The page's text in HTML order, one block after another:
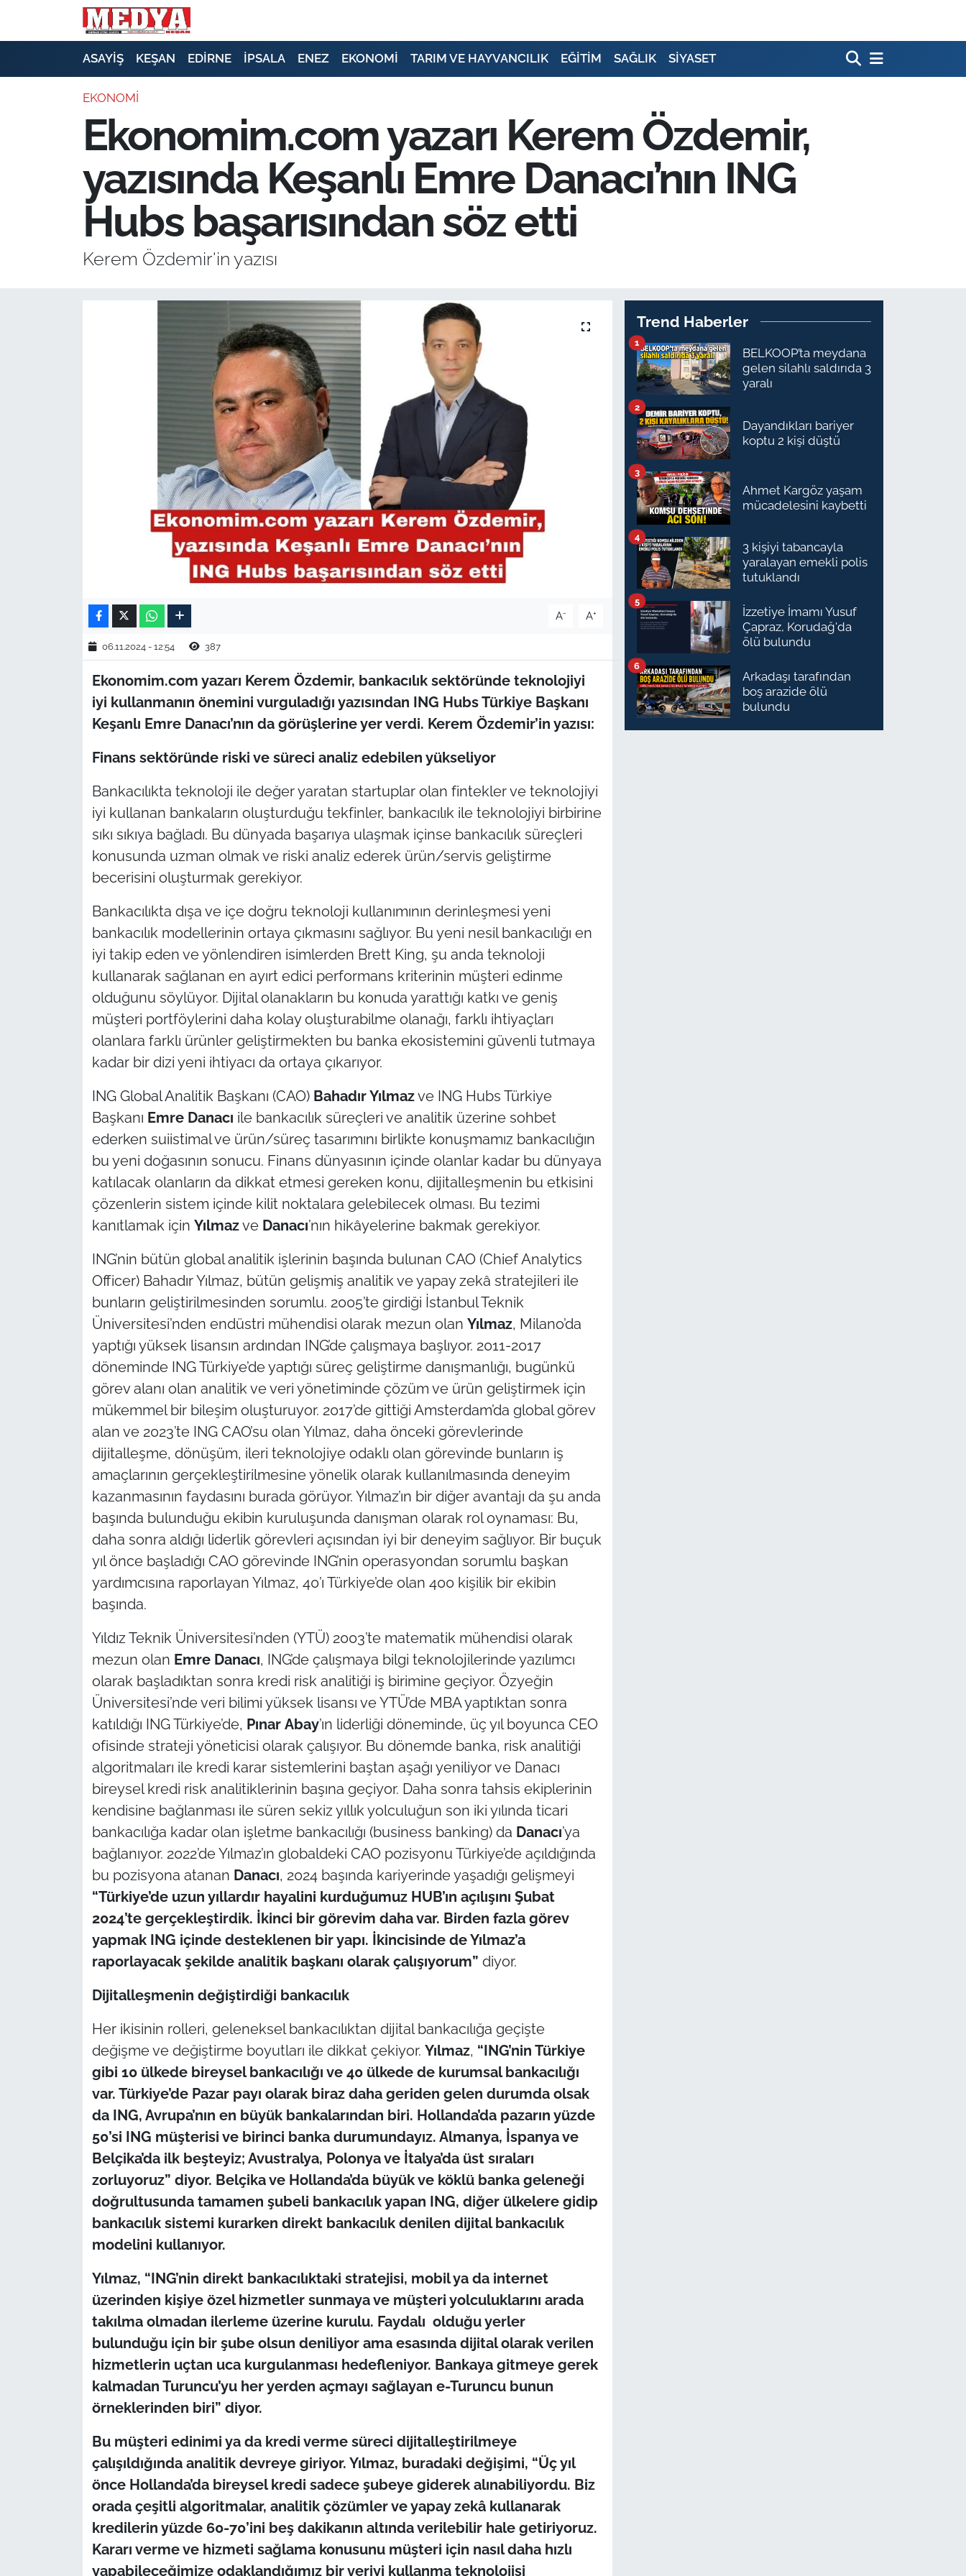
ASAYİŞ KEŞAN EDİRNE İPSALA ENEZ EKONOMİ TARIM VE HAYVANCILIK EĞİTİM SAĞLIK SİYASET
EKONOMİ
Ekonomim.com yazarı Kerem Özdemir,
yazısında Keşanlı Emre Danacı’nın ING
Hubs başarısından söz etti
Kerem Özdemir'in yazısı
A- A+
06.11.2024 - 12:54 387
Ekonomim.com yazarı Kerem Özdemir, bankacılık sektöründe teknolojiyi
iyi kullanmanın önemini vurguladığı yazısından ING Hubs Türkiye Başkanı
Keşanlı Emre Danacı’nın da görüşlerine yer verdi. Kerem Özdemir’in yazısı:
Finans sektöründe riski ve süreci analiz edebilen yükseliyor
Bankacılıkta teknoloji ile değer yaratan startuplar olan fintekler ve teknolojiyi
iyi kullanan bankaların oluşturduğu tekfinler, bankacılık ile teknolojiyi birbirine
sıkı sıkıya bağladı. Bu dünyada başarıya ulaşmak içinse bankacılık süreçleri
konusunda uzman olmak ve riski analiz ederek ürün/servis geliştirme
becerisini oluşturmak gerekiyor.
Bankacılıkta dışa ve içe doğru teknoloji kullanımının derinleşmesi yeni
bankacılık modellerinin ortaya çıkmasını sağlıyor. Bu yeni nesil bankacılığı en
iyi takip eden ve yönlendiren isimlerden Brett King, şu anda teknoloji
kullanarak sağlanan en ayırt edici performans kriterinin müşteri edinme
olduğunu söylüyor. Dijital olanakların bu konuda yarattığı katkı ve geniş
müşteri portföylerini daha kolay oluşturabilme olanağı, farklı ihtiyaçları
olanlara farklı ürünler geliştirmekten bu banka ekosistemini güvenli tutmaya
kadar bir dizi yeni ihtiyacı da ortaya çıkarıyor.
ING Global Analitik Başkanı (CAO) Bahadır Yılmazve ING Hubs Türkiye
Başkanı Emre Danacı ile bankacılık süreçleri ve analitik üzerine sohbet
ederken suiistimal ve ürün/süreç tasarımını birlikte konuşmamız bankacılığın
bu yeni doğasının sonucu. Finans dünyasının içinde olanlar kadar bu dünyaya
katılacak olanların da dikkat etmesi gereken konu, dijitalleşmenin bu etkisini
çözenlerin sistem içinde kilit noktalara gelebilecek olması. Bu tezimi
kanıtlamak için Yılmazve Danacı’nın hikâyelerine bakmak gerekiyor.
ING’nin bütün global analitik işlerinin başında bulunan CAO (Chief Analytics
Officer) Bahadır Yılmaz, bütün gelişmiş analitik ve yapay zekâ stratejileri ile
bunların geliştirilmesinden sorumlu. 2005’te girdiği İstanbul Teknik
Üniversitesi’nden endüstri mühendisi olarak mezun olan Yılmaz, Milano’da
yaptığı yüksek lisansın ardından ING’de çalışmaya başlıyor. 2011-2017
döneminde ING Türkiye’de yaptığı süreç geliştirme danışmanlığı, bugünkü
görev alanı olan analitik ve veri yönetiminde çözüm ve ürün geliştirmek için
mükemmel bir bileşim oluşturuyor. 2017’de gittiği Amsterdam’da global görev
alan ve 2023’te ING CAO’su olan Yılmaz, daha önceki görevlerinde
dijitalleşme, dönüşüm, ileri teknolojiye odaklı olan görevinde bunların iş
amaçlarının gerçekleştirilmesine yönelik olarak kullanılmasında deneyim
kazanmasının faydasını burada görüyor. Yılmaz’ın bir diğer avantajı da şu anda
başında bulunduğu ekibin kuruluşunda danışman olarak rol oynaması: Bu,
daha sonra aldığı liderlik görevleri açısından iyi bir deneyim sağlıyor. Bir buçuk
yıl önce başladığı CAO görevinde ING’nin operasyondan sorumlu başkan
yardımcısına raporlayan Yılmaz, 40’ı Türkiye’de olan 400 kişilik bir ekibin
başında.
Yıldız Teknik Üniversitesi’nden (YTÜ) 2003’te matematik mühendisi olarak
mezun olan Emre Danacı, ING’de çalışmaya bilgi teknolojilerinde yazılımcı
olarak başladıktan sonra kredi risk analitiği iş birimine geçiyor. Özyeğin
Üniversitesi’nde veri bilimi yüksek lisansı ve YTÜ’de MBA yaptıktan sonra
katıldığı ING Türkiye’de, Pınar Abay’ın liderliği döneminde, üç yıl boyunca CEO
ofisinde strateji yöneticisi olarak çalışıyor. Bu dönemde banka, risk analitiği
algoritmaları ile kredi karar sistemlerini baştan aşağı yeniliyor ve Danacı
bireysel kredi risk analitiklerinin başına geçiyor. Daha sonra tahsis ekiplerinin
kendisine bağlanması ile süren sekiz yıllık yolculuğun son iki yılında ticari
bankacılığa kadar olan işletme bankacılığı (business banking) da Danacı’ya
bağlanıyor. 2022’de Yılmaz’ın globaldeki CAO pozisyonu Türkiye’de açıldığında
bu pozisyona atanan Danacı, 2024 başında kariyerinde yaşadığı gelişmeyi
“Türkiye’de uzun yıllardır hayalini kurduğumuz HUB’ın açılışını Şubat
2024’te gerçekleştirdik. İkinci bir görevim daha var. Birden fazla görev
yapmak ING içinde desteklenen bir yapı. İkincisinde de Yılmaz’a
raporlayacak şekilde analitik başkanı olarak çalışıyorum” diyor.
Dijitalleşmenin değiştirdiği bankacılık
Her ikisinin rolleri, geleneksel bankacılıktan dijital bankacılığa geçişte
değişme ve değiştirme boyutları ile dikkat çekiyor. Yılmaz, “ING’nin Türkiye
gibi 10 ülkede bireysel bankacılığı ve 40 ülkede de kurumsal bankacılığı
var. Türkiye’de Pazar payı olarak biraz daha geriden gelen durumda olsak
da ING, Avrupa’nın en büyük bankalarından biri. Hollanda’da pazarın yüzde
50’si ING müşterisi ve birinci banka durumundayız. Almanya, İspanya ve
Belçika’da ilk beşteyiz; Avustralya, Polonya ve İtalya’da üst sıraları
zorluyoruz” diyor. Belçika ve Hollanda’da büyük ve köklü banka geleneği
doğrultusunda tamamen şubeli bankacılık yapan ING, diğer ülkelere gidip
bankacılık sistemi kurarken direkt bankacılık denilen dijital bankacılık
modelini kullanıyor.
Yılmaz, “ING’nin direkt bankacılıktaki stratejisi, mobil ya da internet
üzerinden kişiye özel hizmetler sunmaya ve müşteri yolculuklarını arada
takılma olmadan ilerleme üzerine kurulu. Faydalı olduğu yerler
bulunduğu için bir şube olsun deniliyor ama esasında dijital olarak verilen
hizmetlerin uçtan uca kurgulanması hedefleniyor. Bankaya gitmeye gerek
kalmadan Turuncu’yu her yerden açmayı sağlayan e-Turuncu bunun
örneklerinden biri” diyor.
Bu müşteri edinimi ya da kredi verme süreci dijitalleştirilmeye
çalışıldığında analitik devreye giriyor. Yılmaz, buradaki değişimi, “Üç yıl
önce Hollanda’da bireysel kredi sadece şubeye giderek alınabiliyordu. Biz
orada çeşitli algoritmalar, analitik çözümler ve yapay zekâ kullanarak
kredilerin yüzde 60-70’ini beş dakikanın altında verilebilir hale getiriyoruz.
Kararı verme ve hizmeti sağlama konusunu müşteri için nasıl daha hızlı
yapabileceğimize odaklandığımız bir veriyi kullanma teknolojisi
Trend Haberler
BELKOOP’ta meydana
gelen silahlı saldırıda 3
yaralı
1
Dayandıkları bariyer
koptu 2 kişi düştü
2
Ahmet Kargöz yaşam
mücadelesini kaybetti
3
3 kişiyi tabancayla
yaralayan emekli polis
tutuklandı
4
İzzetiye İmamı Yusuf
Çapraz, Korudağ'da
ölü bulundu
5
Arkadaşı tarafından
boş arazide ölü
bulundu
6
E-GAZETE
GÜNDEM
EKONOMİ
KIRKLARELİ
ÇANAKKALE
TÜRKİYE
Flaş Haber
İş Dünyası
Bilim Teknoloji
English News
Gündem-Eğitim